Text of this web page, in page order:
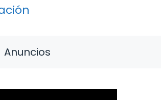
Anuncios